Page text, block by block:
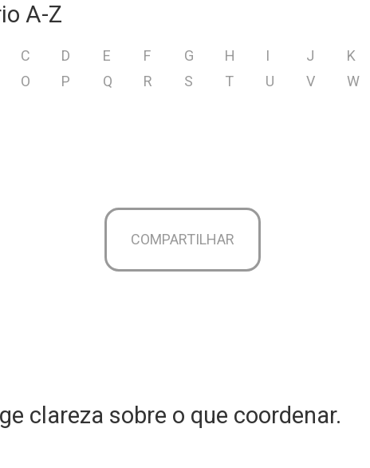
A-Z
C D E F G H I J K
O P Q R S T U V W
COMPARTILHAR
clareza sobre o que coordenar.